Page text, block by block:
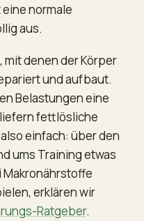
normale
aus.
denen der Körper
und aufbaut.
Belastungen eine
fettlösliche
einfach: über den
ums Training etwas
erklären wir
Ratgeber.